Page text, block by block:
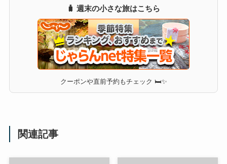
🧳 週末の小さな旅はこちら
クーポンや直前予約もチェック 🛏✨
関連記事